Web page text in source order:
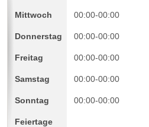
00:00-00:00
00:00-00:00
00:00-00:00
00:00-00:00
00:00-00:00